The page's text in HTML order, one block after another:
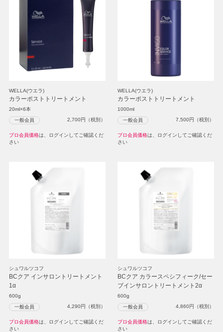
WELLA(ウエラ)
カラーポストトリートメント
20ml×6本
一般会員 2,700円（税別）
プロ会員価格は、ログインしてご確認くだ
さい
WELLA(ウエラ)
カラーポストトリートメント
1000ml
一般会員 7,500円（税別）
プロ会員価格は、ログインしてご確認くだ
さい
シュワルツコフ
BCクア インサロントリートメント
1α
600g
一般会員 4,290円（税別）
プロ会員価格は、ログインしてご確認くだ
さい
シュワルツコフ
BCクア カラースペシフィーク/セー
ブインサロントリートメント2α
600g
一般会員 4,860円（税別）
プロ会員価格は、ログインしてご確認くだ
さい